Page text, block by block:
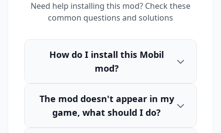
Need help installing this mod? Check these
common questions and solutions
How do I install this Mobil
mod?
The mod doesn't appear in my
game, what should I do?